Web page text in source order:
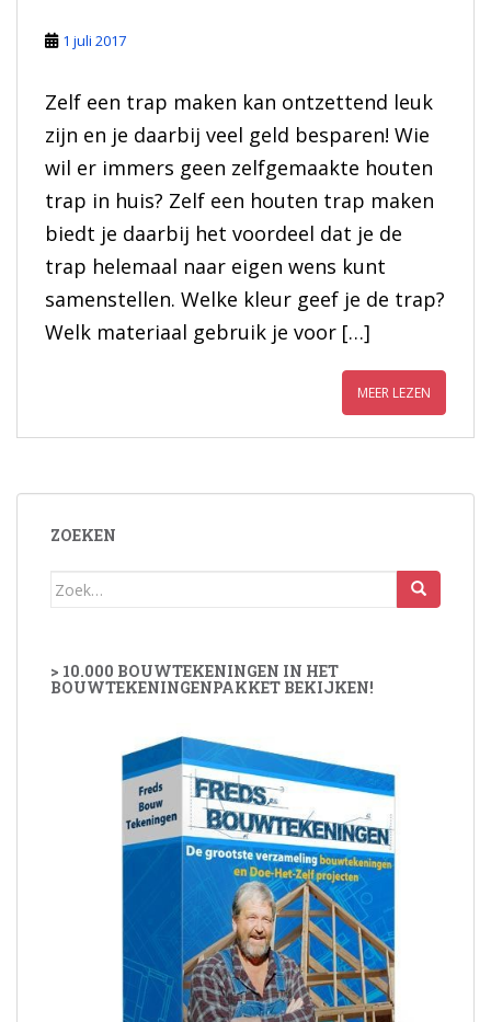
1 juli 2017
Zelf een trap maken kan ontzettend leuk
zijn en je daarbij veel geld besparen! Wie
wil er immers geen zelfgemaakte houten
trap in huis? Zelf een houten trap maken
biedt je daarbij het voordeel dat je de
trap helemaal naar eigen wens kunt
samenstellen. Welke kleur geef je de trap?
Welk materiaal gebruik je voor […]
MEER LEZEN
ZOEKEN
Zoek
> 10.000 BOUWTEKENINGEN IN HET
BOUWTEKENINGENPAKKET BEKIJKEN!